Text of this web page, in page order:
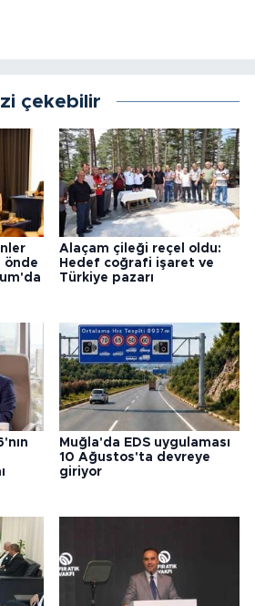
çekebilir
önde
Alaçam çileği reçel oldu:
Hedef coğrafi işaret ve
Türkiye pazarı
Muğla'da EDS uygulaması
10 Ağustos'ta devreye
giriyor